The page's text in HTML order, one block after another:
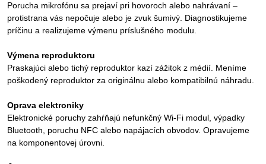
Porucha mikrofónu sa prejaví pri hovoroch alebo nahrávaní –
protistrana vás nepočuje alebo je zvuk šumivý. Diagnostikujeme
príčinu a realizujeme výmenu príslušného modulu.
Výmena reproduktoru
Praskajúci alebo tichý reproduktor kazí zážitok z médií. Meníme
poškodený reproduktor za originálnu alebo kompatibilnú náhradu.
Oprava elektroniky
Elektronické poruchy zahŕňajú nefunkčný Wi-Fi modul, výpadky
Bluetooth, poruchu NFC alebo napájacích obvodov. Opravujeme
na komponentovej úrovni.